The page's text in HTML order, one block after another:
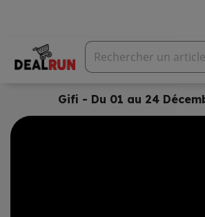
Gifi - Du 01 au 24